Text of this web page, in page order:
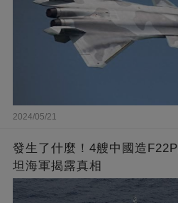
2024/05/21
發生了什麼！4艘中國造
坦海軍揭露真相